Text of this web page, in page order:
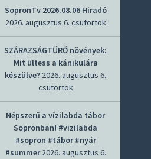
SopronTv 2026.08.06 Hiradó
2026. augusztus 6. csütörtök
SZÁRAZSÁGTŰRŐ növények:
Mit ültess a kánikulára
készülve? 2026. augusztus 6.
csütörtök
Népszerű a vízilabda tábor
Sopronban! #vizilabda
#sopron #tábor #nyár
#summer 2026. augusztus 6.